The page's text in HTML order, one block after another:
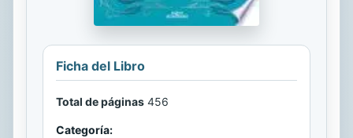
Ficha del Libro
Total de páginas 456
Categoría: